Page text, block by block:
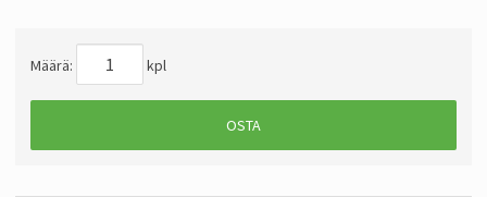
Määrä: kpl
OSTA